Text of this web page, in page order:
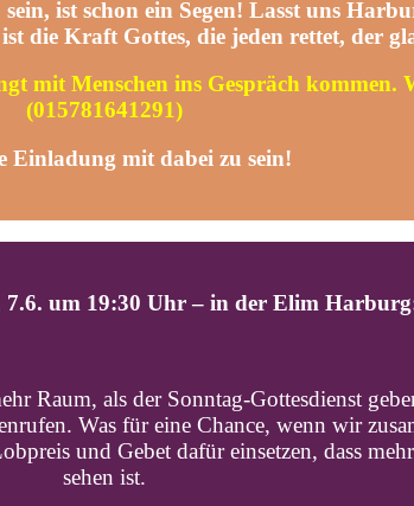
ist schon ein Segen! Lasst uns
die Kraft Gottes, die jeden rettet, der
Menschen ins Gespräch kommen.
(015781641291)
Einladung mit dabei zu sein!
7.6. um 19:30 Uhr – in der Elim
Raum, als der Sonntag-Gottesdienst
Was für eine Chance, wenn wir
und Gebet dafür einsetzen, dass
sehen ist.